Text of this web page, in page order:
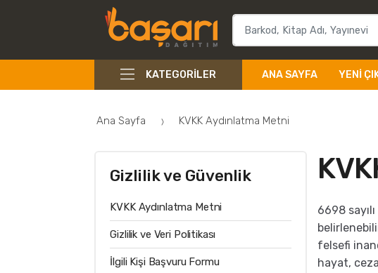
KATEGORILER ANA SAYFA YENI
Ana Sayfa KVKK Aydınlatma Metni
6698
felsefi
hayat,
Gizlilik ve Güvenlik
KVKK Aydınlatma Metni
Gizlilik ve Veri Politikası
İlgili Kişi Başvuru Formu